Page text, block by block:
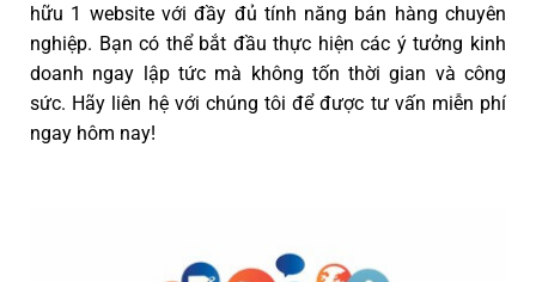
hữu 1 website với đầy đủ tính năng bán hàng chuyên
nghiệp. Bạn có thể bắt đầu thực hiện các ý tưởng kinh
doanh ngay lập tức mà không tốn thời gian và công
sức. Hãy liên hệ với chúng tôi để được tư vấn miễn phí
ngay hôm nay!